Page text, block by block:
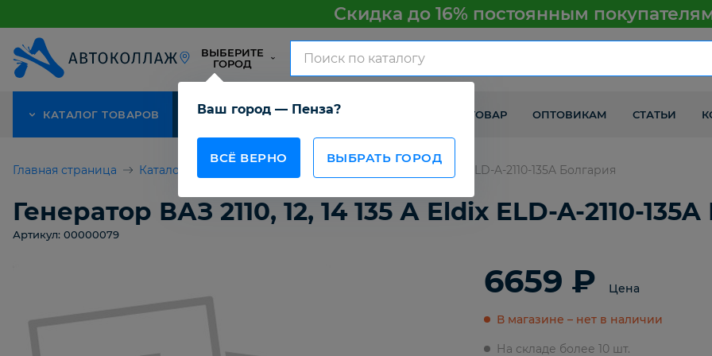
Скидка до 16% постоянным
ВЫБЕРИТЕ
ГОРОД
Ваш город — Пенза?
ВСЁ ВЕРНО ВЫБРАТЬ ГОРОД
КАТАЛОГ ТОВАРОВ АКЦИЯ О КОМПАНИИ КАК ПОЛУЧИТЬ ТОВАР ОПТОВИКАМ СТАТЬИ
Главная страница Каталог товаров Генератор ВАЗ 2110, 12, 14 135 А Eldix ELD-A-2110-135A Болгария
Генератор ВАЗ 2110, 12, 14 135 А Eldix ELD-A-2110-
Артикул: 00000079
6659 ₽ Цена
В магазине – нет в наличии
На складе более 10 шт.